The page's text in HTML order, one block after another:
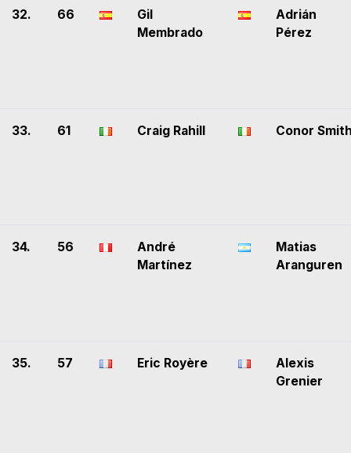
32. 66
Gil
Membrado
Adrián
Pérez
33. 61 Craig Rahill Conor
34. 56
André
Martínez
Matias
Aranguren
35. 57 Eric Royère
Alexis
Grenier